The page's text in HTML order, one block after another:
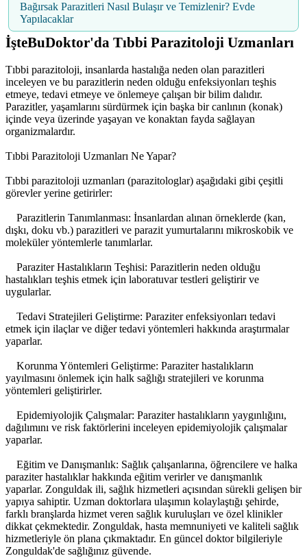
Bağırsak Parazitleri Nasıl Bulaşır ve Temizlenir? Evde
Yapılacaklar
İşteBuDoktor'da Tıbbi Parazitoloji Uzmanları
Tıbbi parazitoloji, insanlarda hastalığa neden olan parazitleri
inceleyen ve bu parazitlerin neden olduğu enfeksiyonları teşhis
etmeye, tedavi etmeye ve önlemeye çalışan bir bilim dalıdır.
Parazitler, yaşamlarını sürdürmek için başka bir canlının (konak)
içinde veya üzerinde yaşayan ve konaktan fayda sağlayan
organizmalardır.
Tıbbi Parazitoloji Uzmanları Ne Yapar?
Tıbbi parazitoloji uzmanları (parazitologlar) aşağıdaki gibi çeşitli
görevler yerine getirirler:
Parazitlerin Tanımlanması: İnsanlardan alınan örneklerde (kan,
dışkı, doku vb.) parazitleri ve parazit yumurtalarını mikroskobik ve
moleküler yöntemlerle tanımlarlar.
Paraziter Hastalıkların Teşhisi: Parazitlerin neden olduğu
hastalıkları teşhis etmek için laboratuvar testleri geliştirir ve
uygularlar.
Tedavi Stratejileri Geliştirme: Paraziter enfeksiyonları tedavi
etmek için ilaçlar ve diğer tedavi yöntemleri hakkında araştırmalar
yaparlar.
Korunma Yöntemleri Geliştirme: Paraziter hastalıkların
yayılmasını önlemek için halk sağlığı stratejileri ve korunma
yöntemleri geliştirirler.
Epidemiyolojik Çalışmalar: Paraziter hastalıkların yaygınlığını,
dağılımını ve risk faktörlerini inceleyen epidemiyolojik çalışmalar
yaparlar.
Eğitim ve Danışmanlık: Sağlık çalışanlarına, öğrencilere ve halka
paraziter hastalıklar hakkında eğitim verirler ve danışmanlık
yaparlar. Zonguldak ili, sağlık hizmetleri açısından sürekli gelişen bir
yapıya sahiptir. Uzman doktorlara ulaşımın kolaylaştığı şehirde,
farklı branşlarda hizmet veren sağlık kuruluşları ve özel klinikler
dikkat çekmektedir. Zonguldak, hasta memnuniyeti ve kaliteli sağlık
hizmetleriyle ön plana çıkmaktadır. En güncel doktor bilgileriyle
Zonguldak'de sağlığınız güvende.